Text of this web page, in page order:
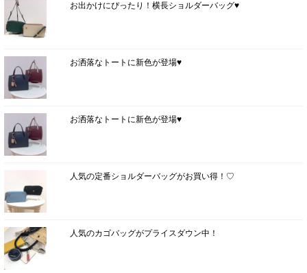
お出かけにぴったり！横長ショルダーバッグ♥
お洒落なトートに新色が登場♥
お洒落なトートに新色が登場♥
人気の定番ショルダーバッグがお買い得！♡
人気のカゴバッグがプライスダウン中！